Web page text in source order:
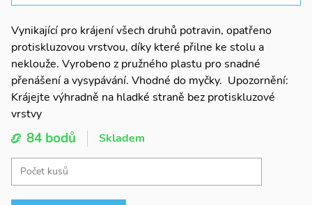
Vynikající pro krájení všech druhů potravin, opatřeno
protiskluzovou vrstvou, díky které přilne ke stolu a
neklouže. Vyrobeno z pružného plastu pro snadné
přenášení a vysypávání. Vhodné do myčky. Upozornění:
Krájejte výhradně na hladké straně bez protiskluzové
vrstvy
84 bodů Skladem